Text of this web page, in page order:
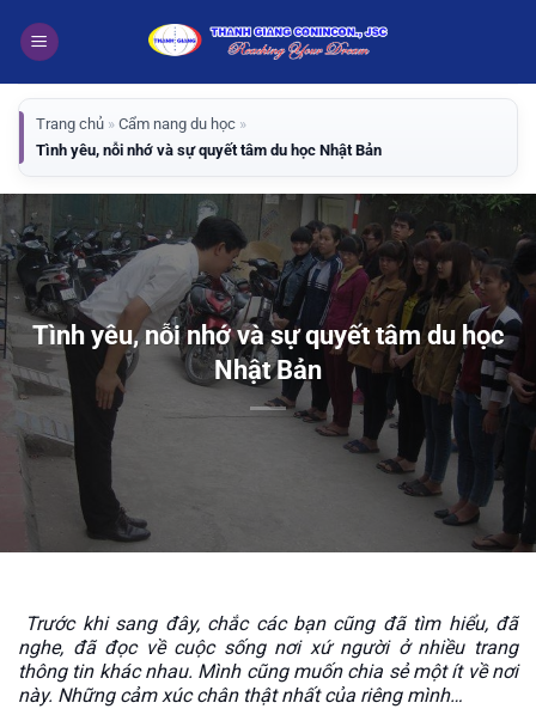
qua
dung
Trang chủ » Cẩm nang du học »
Tình yêu, nỗi nhớ và sự quyết tâm du học Nhật Bản
Tình yêu, nỗi nhớ và sự quyết tâm du học
Nhật Bản
nghe, đã đọc về cuộc sống nơi xứ người ở nhiều trang
thông tin khác nhau. Mình cũng muốn chia sẻ một ít về nơi
này. Những cảm xúc chân thật nhất của riêng mình…